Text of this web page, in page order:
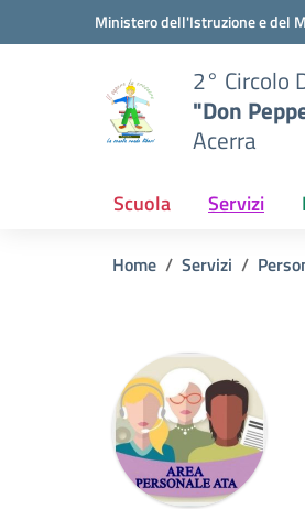
Vai ai contenuti
Vai al menu di navigazioneMinistero dell'Istruzione e del
2° Circolo
"Don
Acerra
Scuola Servizi
Home Servizi